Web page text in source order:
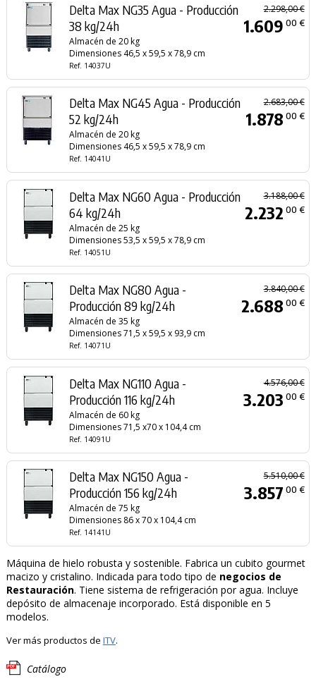
Delta Max NG35 Agua - Producción
38 kg/24h
Almacén de 20 kg
Dimensiones 46,5 x 59,5 x 78,9 cm
Ref. 14037U
2.298,00 €
1.609 00 €
Delta Max NG45 Agua - Producción
52 kg/24h
Almacén de 20 kg
Dimensiones 46,5 x 59,5 x 78,9 cm
Ref. 14041U
2.683,00 €
1.878 00 €
Delta Max NG60 Agua - Producción
64 kg/24h
Almacén de 25 kg
Dimensiones 53,5 x 59,5 x 78,9 cm
Ref. 14051U
3.188,00 €
2.232 00 €
Delta Max NG80 Agua -
Producción 89 kg/24h
Almacén de 35 kg
Dimensiones 71,5 x 59,5 x 93,9 cm
Ref. 14071U
3.840,00 €
2.688 00 €
Delta Max NG110 Agua -
Producción 116 kg/24h
Almacén de 60 kg
Dimensiones 71,5 x70 x 104,4 cm
Ref. 14091U
4.576,00 €
3.203 00 €
Delta Max NG150 Agua -
Producción 156 kg/24h
Almacén de 75 kg
Dimensiones 86 x 70 x 104,4 cm
Ref. 14141U
5.510,00 €
3.857 00 €
Máquina de hielo robusta y sostenible. Fabrica un cubito gourmet
macizo y cristalino. Indicada para todo tipo de negocios de
Restauración. Tiene sistema de refrigeración por agua. Incluye
depósito de almacenaje incorporado. Está disponible en 5
modelos.
Ver más productos de ITV.
Catálogo